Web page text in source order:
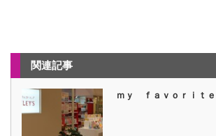
関連記事
ｍｙ ｆａｖｏｒｉ